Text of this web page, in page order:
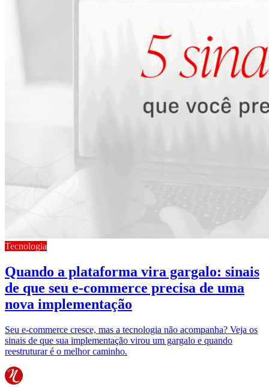
Tecnologia
Quando a plataforma vira gargalo: sinais
de que seu e-commerce precisa de uma
nova implementação
Seu e-commerce cresce, mas a tecnologia não acompanha? Veja os
sinais de que sua implementação virou um gargalo e quando
reestruturar é o melhor caminho.